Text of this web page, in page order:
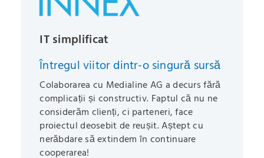
IT simplificat
Întregul viitor dintr-o singură sursă
Colaborarea cu Medialine AG a decurs fără
complicații și constructiv. Faptul că nu ne
considerăm clienți, ci parteneri, face
proiectul deosebit de reușit. Aștept cu
nerăbdare să extindem în continuare
cooperarea!